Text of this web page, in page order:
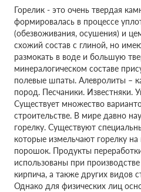
Горелик - это очень твердая
формировалась в процессе
(обезвоживания, осушения) и
схожий состав с глиной, но
размокать в воде и большую
минералогическом составе
полевые шпаты. Алевролиты –
пород. Песчаники. Известняки.
Существует множество
строительстве. В мире давно
горелку. Существуют
которые измельчают горелку
порошок. Продукты
использованы при
кирпича, а также других видов
Однако для физических лиц